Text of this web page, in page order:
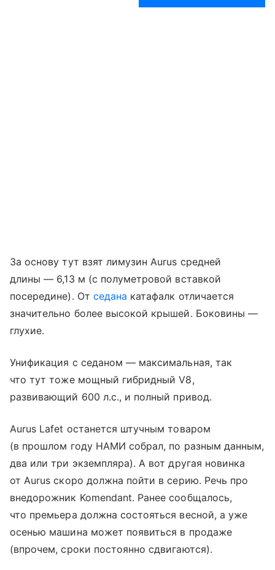
За основу тут взят лимузин Aurus средней
длины — 6,13 м (с полуметровой вставкой
посередине). От седана катафалк отличается
значительно более высокой крышей. Боковины —
глухие.
Унификация с седаном — максимальная, так
что тут тоже мощный гибридный V8,
развивающий 600 л.с., и полный привод.
Aurus Lafet останется штучным товаром
(в прошлом году НАМИ собрал, по разным данным,
два или три экземпляра). А вот другая новинка
от Aurus скоро должна пойти в серию. Речь про
внедорожник Komendant. Ранее сообщалось,
что премьера должна состояться весной, а уже
осенью машина может появиться в продаже
(впрочем, сроки постоянно сдвигаются).